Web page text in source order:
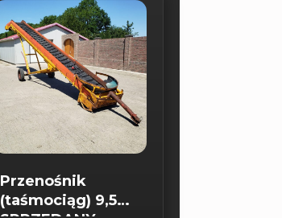
Przenośnik
(taśmociąg) 9,5m